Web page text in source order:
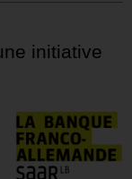
initiative